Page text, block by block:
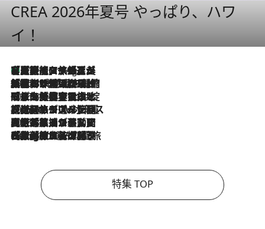
CREA 2026年夏号 やっぱり、ハワ
イ！
11 Hours Ago
【厳選旅コスメ】「多機能アイテムがメイン！」旅好き美容エディターが選んだ夏旅ベストコスメを発表【Mサイズジップ】
2026.8.6
「荷物が増えるほど旅ストレスは増す」美容ジャーナリストがたどり着いた最終結論。“化粧品を劇的に減らす”感動の凝縮美容とは
2026.8.6
「旅先には金髪ウィッグを持参」日本と同じメイクでは損してる!? 美容ジャーナリストが提案する“掟破りの旅美容”とは
2026.8.6
【厳選旅コスメ】「身軽さ＆UV対策重視！」ヘアアーティストshucoが選んだ夏旅ベストコスメを発表【Mサイズジップ】
2026.8.5
【厳選旅コスメ】国内をあちこち移動する河井菜摘が選んだ夏旅ベストコスメ発表！「リラックスアイテムはマスト」【Mサイズジップ】
2026.8.4
【厳選旅コスメ】「紫外線＆乾燥対策しながらメイク感も！」ヘア＆メイクGeorgeが選んだ夏旅ベストコスメを発表！【Mサイズジップ】
特集 TOP